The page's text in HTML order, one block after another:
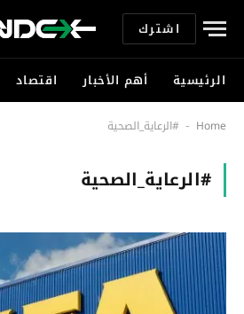
اشترك
الرئيسية أهم الأخبار اقتصاد
Home
- #الرعاية_الصحية
#الرعاية_الصحية